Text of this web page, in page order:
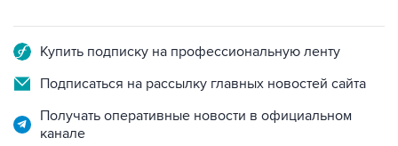
Купить подписку на профессиональную ленту
Подписаться на рассылку главных новостей сайта
Получать оперативные новости в официальном
канале